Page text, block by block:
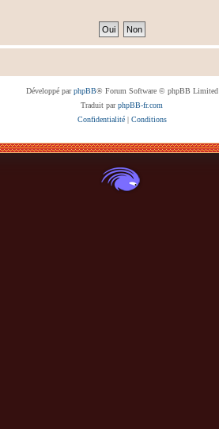
Développé parphpBB® Forum Software © phpBB Limited
Traduit parphpBB-fr.com
Confidentialité| Conditions